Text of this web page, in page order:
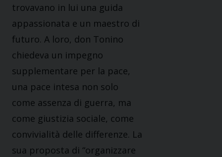
trovavano in lui una guida
appassionata e un maestro di
futuro. A loro, don Tonino
chiedeva un impegno
supplementare per la pace,
una pace intesa non solo
come assenza di guerra, ma
come giustizia sociale, come
convivialità delle differenze. La
sua proposta di “organizzare